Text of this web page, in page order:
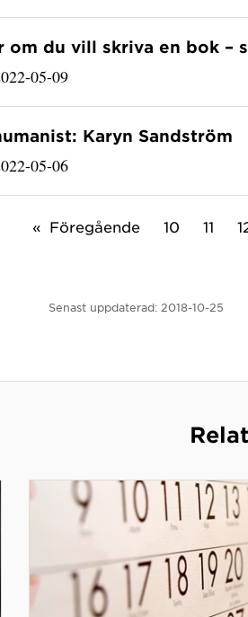
om du vill skriva en bok –
05-09
Karyn Sandström
05-06
Föregående 10 11
Senast uppdaterad: 2018-10-25